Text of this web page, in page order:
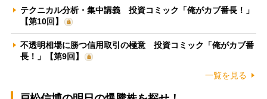
テクニカル分析・集中講義 投資コミック「俺がカブ番長！」
【第10回】
不透明相場に勝つ信用取引の極意 投資コミック「俺がカブ番
長！」【第9回】
一覧を見る